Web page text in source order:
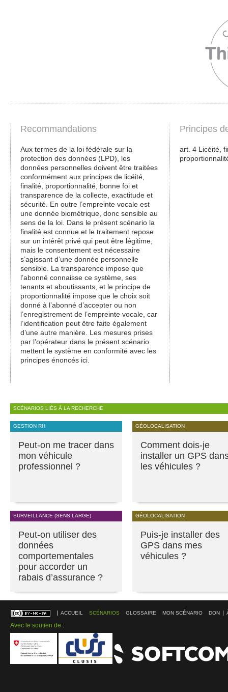
Recommandations
Aux termes de la loi fédérale sur la
protection des données (LPD), les
données personnelles doivent être traitées
conformément aux principes de licéité,
finalité, proportionnalité, bonne foi et
transparence de la collecte, exactitude et
sécurité. En outre l’empreinte vocale est
une donnée biométrique, donc sensible au
sens de la loi. Dans le présent scénario la
finalité est connue et le traitement repose
sur un intérêt privé qui peut être légitime,
mais le consentement est nécessaire
s’agissant d’une donnée personnelle
sensible. La transparence impose que
l’abonné connaisse ce système, ses
tenants et aboutissants, et le principe de
proportionnalité impose que le choix soit
donné à l’abonné d’accepter ou non
l’enregistrement de l’empreinte vocale, car
l’identification peut être faite également
d’une autre manière. Les mesures prises
par l’opérateur dans le présent scénario
mettent le système en conformité avec les
principes énoncés ici.
Principes
art. 4 Licéité,
SCÉNARIOS LIÉS À LA RECHERCHE
GESTION RH
Peut-on me tracer dans
mon véhicule
professionnel ?
GÉOLOCALISATION
Comment dois-je
installer un GPS
les véhicules ?
SURVEILLANCE (SENS LARGE)
Peut-on utiliser des
données
comportementales
pour accorder un
rabais d’assurance ?
GÉOLOCALISATION
Puis-je installer des
GPS dans mes
véhicules ?
ACCUEIL SCÉNARIOS GLOSSAIRE MON SCÉNARIO DON
Avec le soutien de :